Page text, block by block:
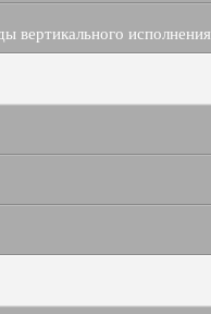
исполнения